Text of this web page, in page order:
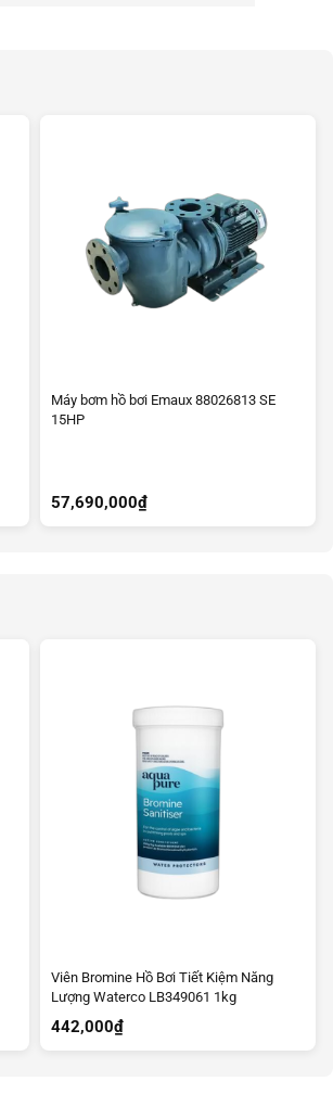
Máy bơm hồ bơi Emaux 88026813 SE
15HP
57,690,000₫
Viên Bromine Hồ Bơi Tiết Kiệm Năng
Lượng Waterco LB349061 1kg
442,000₫